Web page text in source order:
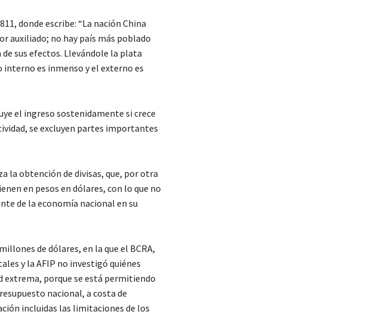
donde escribe: “La nación China
auxiliado; no hay país más poblado
sus efectos. Llevándole la plata
es inmenso y el externo es
el ingreso sostenidamente si crece
se excluyen partes importantes
la obtención de divisas, que, por otra
en pesos en dólares, con lo que no
de la economía nacional en su
de dólares, en la que el BCRA,
y la AFIP no investigó quiénes
extrema, porque se está permitiendo
nacional, a costa de
incluidas las limitaciones de los